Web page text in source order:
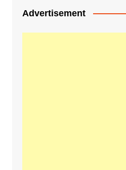
Advertisement